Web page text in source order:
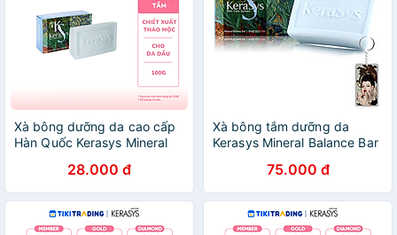
Xà bông dưỡng da cao cấp
Hàn Quốc Kerasys Mineral
dầu) 100gr28.000 đ
Xà bông tắm dưỡng da
Kerasys Mineral Balance Bar
da dầu + Móc khoá
75.000 đ